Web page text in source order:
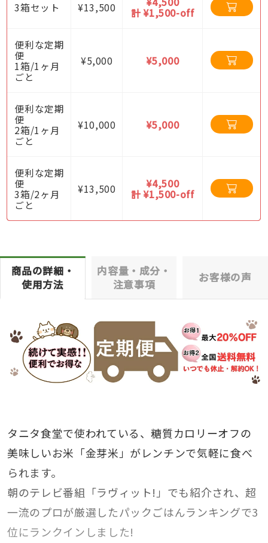
3箱セット ¥13,500
計 ¥1,500-off
便利な定期
便
1箱/1ヶ月
ごと
¥5,000 ¥5,000
便利な定期
便
2箱/1ヶ月
ごと
¥10,000 ¥5,000
便利な定期
便
3箱/2ヶ月
ごと
¥13,500
¥4,500
計 ¥1,500-off
商品の詳細・
使用方法
内容量・成分・
注意事項
お客様の声
タニタ食堂で使われている、糖質カロリーオフの
美味しいお米「金芽米」がレンチンで気軽に食べ
られます。
朝のテレビ番組「ラヴィット!」でも紹介され、超
一流のプロが厳選したパックごはんランキングで3
位にランクインしました!